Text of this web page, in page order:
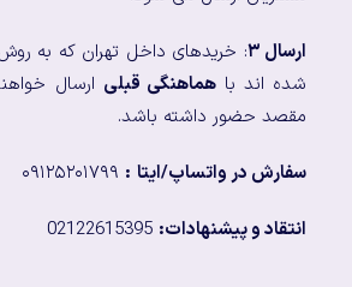
ارسال ۳
: خریدهای داخل تهران که به
شده اند باهماهنگی قبلی ارسال
مقصد حضور داشته باشد.
سفارش در واتساپ/ایتا :
انتقاد و پیشنهادات: